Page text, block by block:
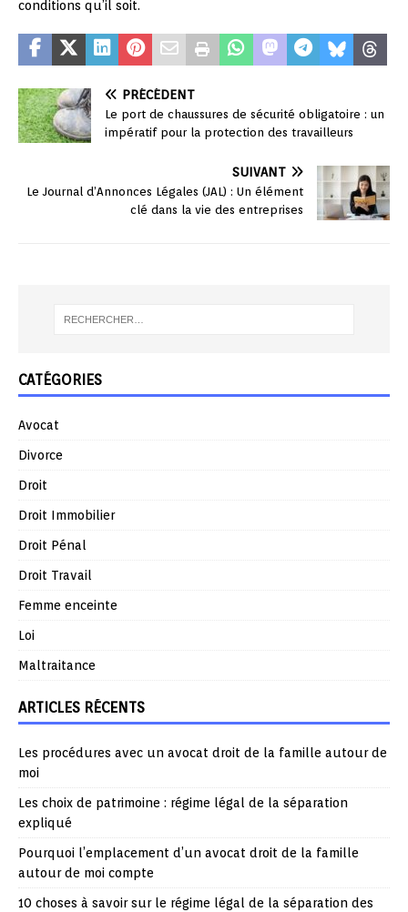
conditions qu’il soit.
PRÉCÉDENT
Le port de chaussures de sécurité obligatoire : un
impératif pour la protection des travailleurs
SUIVANT
Le Journal d’Annonces Légales (JAL) : Un élément
clé dans la vie des entreprises
CATÉGORIES
Avocat
Divorce
Droit
Droit Immobilier
Droit Pénal
Droit Travail
Femme enceinte
Loi
Maltraitance
ARTICLES RÉCENTS
Les procédures avec un avocat droit de la famille autour de
moi
Les choix de patrimoine : régime légal de la séparation
expliqué
Pourquoi l’emplacement d’un avocat droit de la famille
autour de moi compte
10 choses à savoir sur le régime légal de la séparation des